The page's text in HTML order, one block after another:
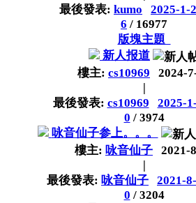
最後發表: kumo
2025-1-
6 / 16977
版塊主題
新人报道
樓主: cs10969
2024-
|
最後發表: cs10969
2025-
0 / 3974
咏音仙子参上。。。
樓主: 咏音仙子
2021-
|
最後發表: 咏音仙子
2021-
0 / 3204